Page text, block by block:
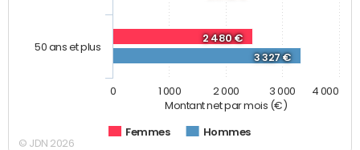
Montant net par mois (€)
2 480 €
3 327 €
Femmes Hommes
50 ans et plus
0 1 000 2 000 3 000 4 000
© JDN 2026